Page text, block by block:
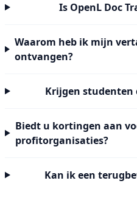
Is OpenL Doc
Waarom heb ik mijn
ontvangen?
Krijgen
Biedt u kortingen aan
profitorganisaties?
Kan ik een